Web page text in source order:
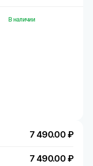
В наличии
7 490.00 ₽
7 490.00 ₽